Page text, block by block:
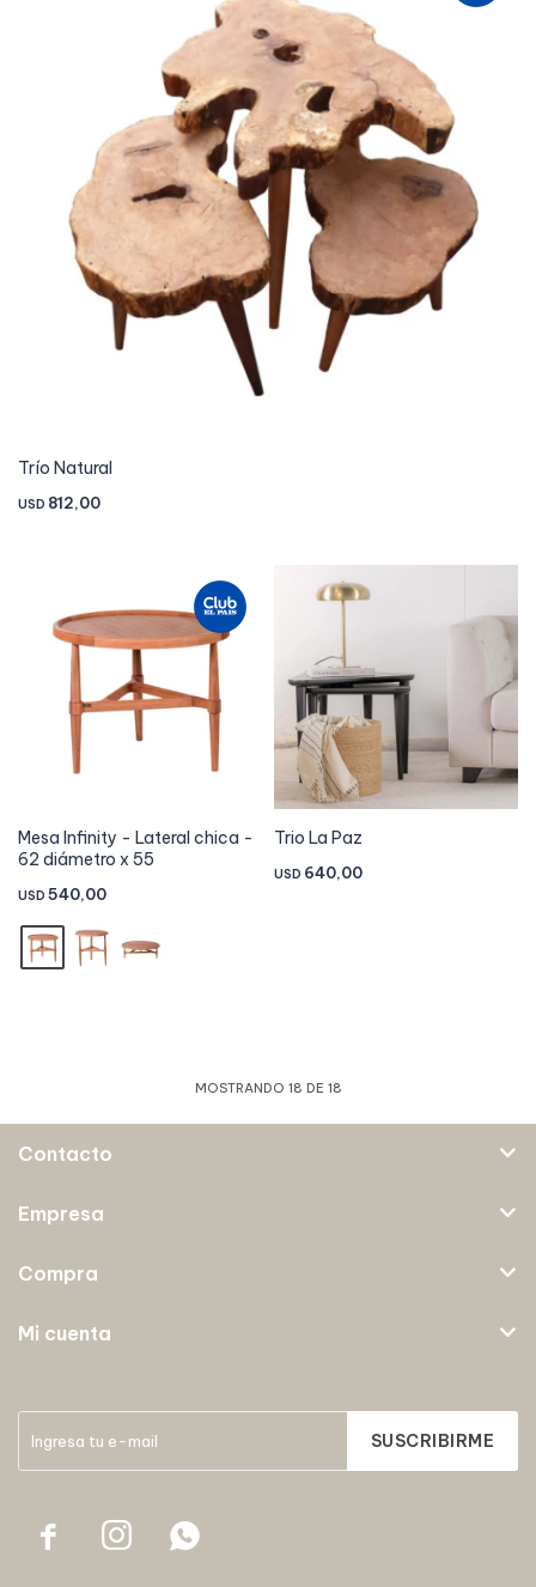
Trío Natural
USD 812,00
Mesa Infinity - Lateral chica -
62 diámetro x 55
USD 540,00
Trio La Paz
USD 640,00
MOSTRANDO 18 DE 18
SUSCRIBIRME
  
Contacto
Empresa
Compra
Mi cuenta